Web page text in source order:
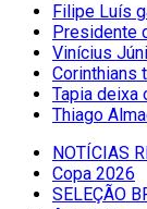
Filipe Luís
Presidente
Vinícius
Corinthians
Tapia deixa
Thiago
NOTÍCIAS
Copa 2026
SELEÇÃO